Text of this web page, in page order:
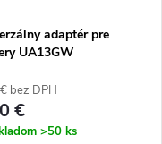
adaptér pre
UA13GW
bez DPH
€
>50 ks